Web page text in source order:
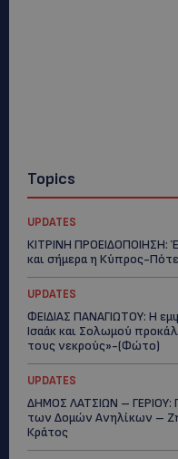
Topics
UPDATES
ΚΙΤΡΙΝΗ ΠΡΟΕΙΔΟΠΟΙΗΣΗ:
και σήμερα η Κύπρος-
UPDATES
ΦΕΙΔΙΑΣ ΠΑΝΑΓΙΩΤΟΥ: Η
Ισαάκ και Σολωμού
τους νεκρούς»-(Φώτο)
UPDATES
ΔΗΜΟΣ ΛΑΤΣΙΩΝ –
των Δομών Ανηλίκων –
Κράτος